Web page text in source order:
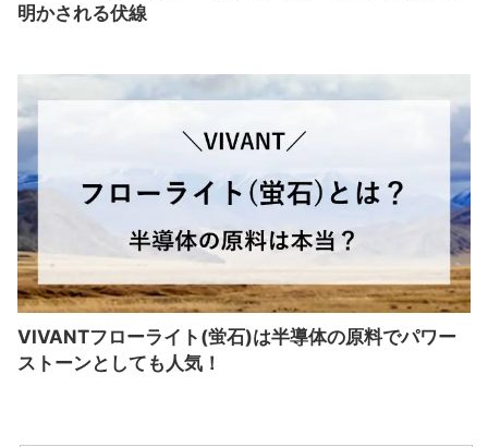
明かされる伏線
VIVANTフローライト(蛍石)は半導体の原料でパワー
ストーンとしても人気！